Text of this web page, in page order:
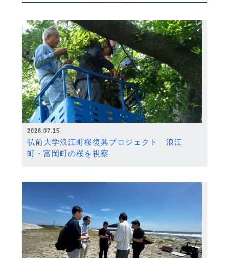
2026.07.15
弘前大学浪江町桜復興プロジェクト 浪江
町・富岡町の桜を視察